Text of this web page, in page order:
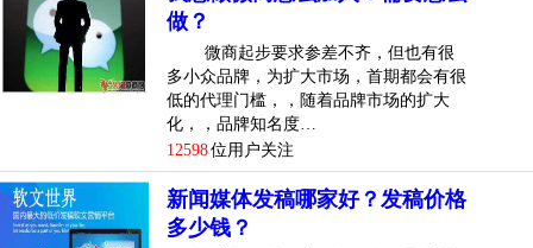
做？
微商起步要求参差不齐，但也有很
多小众品牌，为扩大市场，首期都会有很
低的代理门槛，，随着品牌市场的扩大
化，，品牌知名度…
12598位用户关注
新闻媒体发稿哪家好？发稿价格
多少钱？